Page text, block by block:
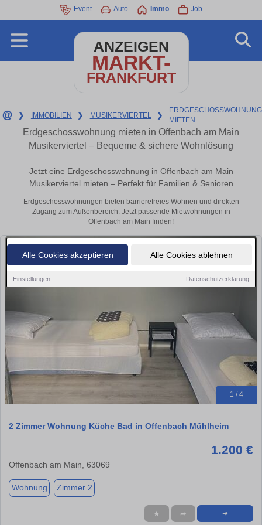
Alle Cookies akzeptieren Alle Cookies ablehnen
Einstellungen Datenschutzerklärung
Event Auto Immo Job
ANZEIGEN
MARKT-
FRANKFURT
❯ IMMOBILIEN ❯ MUSIKERVIERTEL ❯
MIETEN
Erdgeschosswohnung mieten in Offenbach am Main
Musikerviertel – Bequeme & sichere Wohnlösung
Jetzt eine Erdgeschosswohnung in Offenbach am Main
Musikerviertel mieten – Perfekt für Familien & Senioren
Erdgeschosswohnungen bieten barrierefreies Wohnen und direkten
Zugang zum Außenbereich. Jetzt passende Mietwohnungen in
Offenbach am Main finden!
1 / 4
2 Zimmer Wohnung Küche Bad in Offenbach Mühlheim
1.200 €
Offenbach am Main, 63069
Wohnung Zimmer 2
★ ➦ ➜